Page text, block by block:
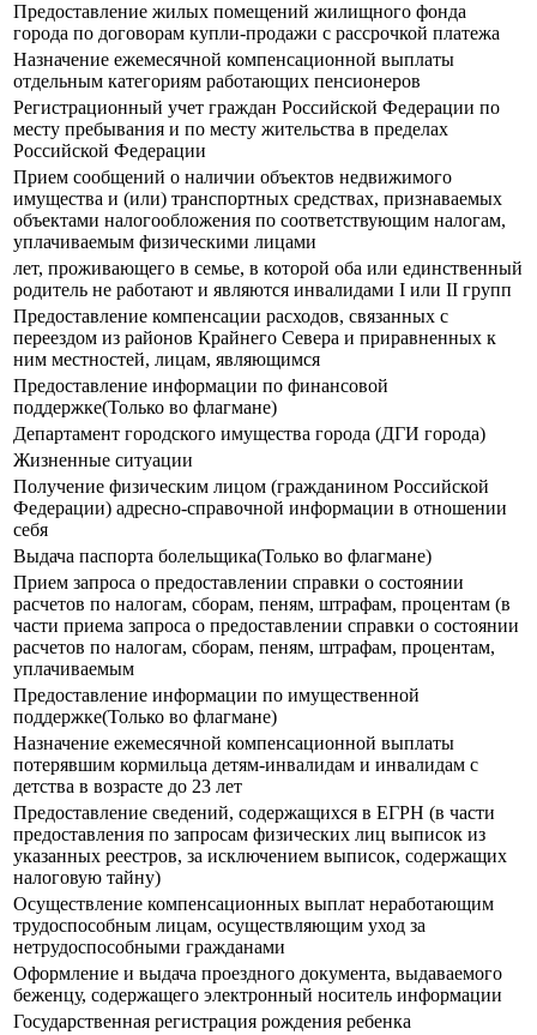
Предоставление жилых помещений жилищного фонда
города по договорам купли-продажи с рассрочкой платежа
Назначение ежемесячной компенсационной выплаты
отдельным категориям работающих пенсионеров
Регистрационный учет граждан Российской Федерации по
месту пребывания и по месту жительства в пределах
Российской Федерации
Прием сообщений о наличии объектов недвижимого
имущества и (или) транспортных средствах, признаваемых
объектами налогообложения по соответствующим налогам,
уплачиваемым физическими лицами
лет, проживающего в семье, в которой оба или единственный
родитель не работают и являются инвалидами I или II групп
Предоставление компенсации расходов, связанных с
переездом из районов Крайнего Севера и приравненных к
ним местностей, лицам, являющимся
Предоставление информации по финансовой
поддержке(Только во флагмане)
Департамент городского имущества города (ДГИ города)
Жизненные ситуации
Получение физическим лицом (гражданином Российской
Федерации) адресно-справочной информации в отношении
себя
Выдача паспорта болельщика(Только во флагмане)
Прием запроса о предоставлении справки о состоянии
расчетов по налогам, сборам, пеням, штрафам, процентам (в
части приема запроса о предоставлении справки о состоянии
расчетов по налогам, сборам, пеням, штрафам, процентам,
уплачиваемым
Предоставление информации по имущественной
поддержке(Только во флагмане)
Назначение ежемесячной компенсационной выплаты
потерявшим кормильца детям-инвалидам и инвалидам с
детства в возрасте до 23 лет
Предоставление сведений, содержащихся в ЕГРН (в части
предоставления по запросам физических лиц выписок из
указанных реестров, за исключением выписок, содержащих
налоговую тайну)
Осуществление компенсационных выплат неработающим
трудоспособным лицам, осуществляющим уход за
нетрудоспособными гражданами
Оформление и выдача проездного документа, выдаваемого
беженцу, содержащего электронный носитель информации
Государственная регистрация рождения ребенка